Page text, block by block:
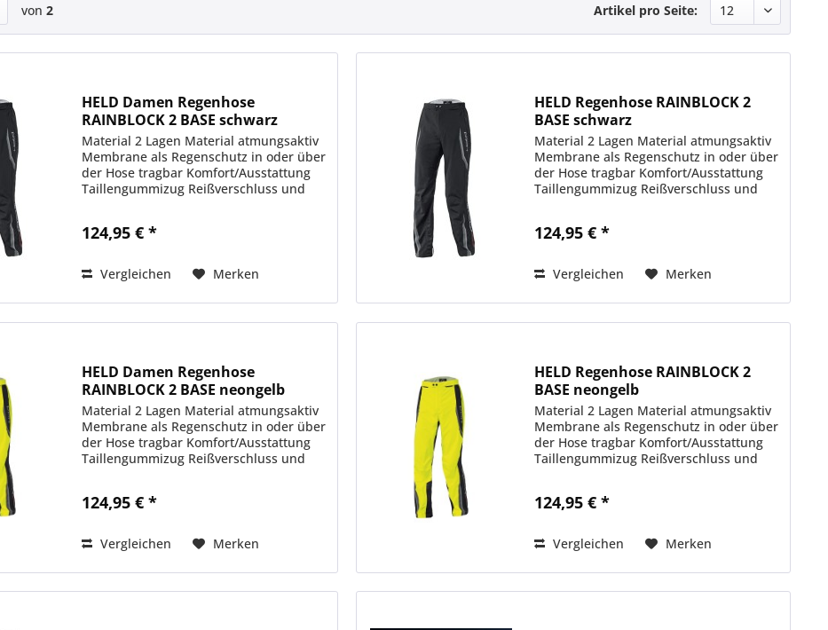
von 2 Artikel pro Seite:
HELD Damen Regenhose
RAINBLOCK 2 BASE schwarz
Material 2 Lagen Material atmungsaktiv
Membrane als Regenschutz in oder über
der Hose tragbar Komfort/Ausstattung
Taillengummizug Reißverschluss und
gegen...
124,95 € *
Vergleichen Merken
HELD Regenhose RAINBLOCK 2
BASE schwarz
Material 2 Lagen Material atmungsaktiv
Membrane als Regenschutz in oder über
der Hose tragbar Komfort/Ausstattung
Taillengummizug Reißverschluss und
gegen...
124,95 € *
Vergleichen Merken
HELD Damen Regenhose
RAINBLOCK 2 BASE neongelb
Material 2 Lagen Material atmungsaktiv
Membrane als Regenschutz in oder über
der Hose tragbar Komfort/Ausstattung
Taillengummizug Reißverschluss und
gegen...
124,95 € *
Vergleichen Merken
HELD Regenhose RAINBLOCK 2
BASE neongelb
Material 2 Lagen Material atmungsaktiv
Membrane als Regenschutz in oder über
der Hose tragbar Komfort/Ausstattung
Taillengummizug Reißverschluss und
gegen...
124,95 € *
Vergleichen Merken